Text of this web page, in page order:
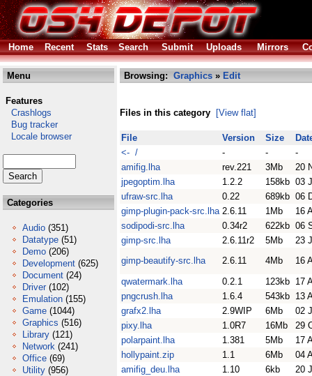
Home Recent Stats Search Submit Uploads Mirrors
Menu
Features
Crashlogs
Bug tracker
Locale browser
Categories
Audio (351)
Datatype (51)
Demo (206)
Development (625)
Document (24)
Driver (102)
Emulation (155)
Game (1044)
Graphics (516)
Library (121)
Network (241)
Office (69)
Utility (956)
Browsing: Graphics » Edit
Files in this category [View flat]
File Version Size
<- /
- -
-
amifig.lha
rev.221 3Mb
20
jpegoptim.lha
1.2.2 158kb 03
ufraw-src.lha
0.22 689kb 06
gimp-plugin-pack-src.lha 2.6.11 1Mb
16
sodipodi-src.lha
0.34r2 622kb 06
gimp-src.lha
2.6.11r2 5Mb
23
gimp-beautify-src.lha
2.6.11 4Mb
16
qwatermark.lha
0.2.1 123kb 17
pngcrush.lha
1.6.4 543kb 13
grafx2.lha
2.9WIP 6Mb
02
pixy.lha
1.0R7 16Mb
29
polarpaint.lha
1.381 5Mb
17
hollypaint.zip
1.1 6Mb
04
amifig_deu.lha
1.10 6kb
20